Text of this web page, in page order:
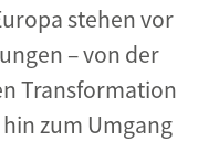
stehen vor
– von der
Transformation
zum Umgang